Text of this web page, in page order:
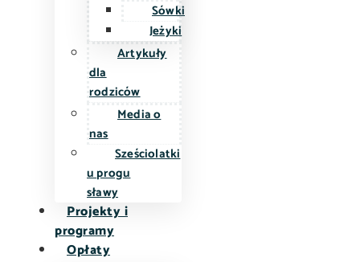
Sówki
Jeżyki
Artykuły
dla
rodziców
Media o
nas
Sześciolatki
u progu
sławy
Projekty i
programy
Opłaty